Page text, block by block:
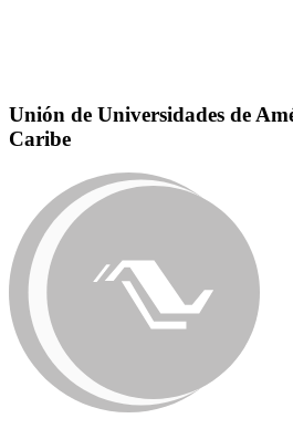
Unión de Universidades de
Caribe